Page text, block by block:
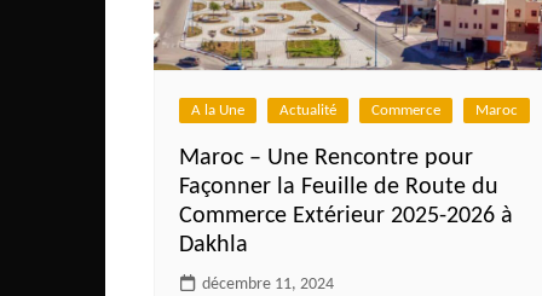
Mauritanie
Mozambique
Namibie
Nigeria
Niger
A la Une Actualité Commerce Maroc
Maroc – Une Rencontre pour
Façonner la Feuille de Route du
Commerce Extérieur 2025-2026 à
Dakhla
décembre 11, 2024